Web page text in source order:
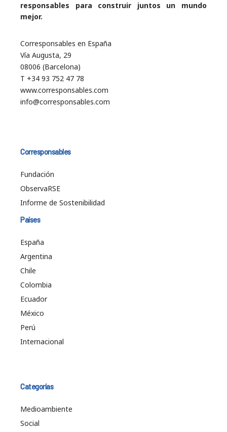
responsables para construir juntos un mundo
mejor.
Corresponsables en España
Vía Augusta, 29
08006 (Barcelona)
T +34 93 752 47 78
www.corresponsables.com
info@corresponsables.com
Corresponsables
Fundación
ObservaRSE
Informe de Sostenibilidad
Países
España
Argentina
Chile
Colombia
Ecuador
México
Perú
Internacional
Categorías
Medioambiente
Social